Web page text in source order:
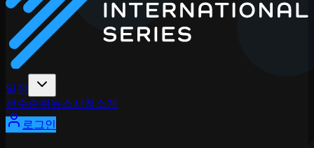
일정
선수순위 뉴스시청소개
로그인